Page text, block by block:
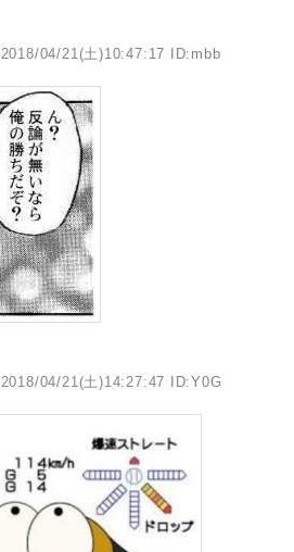
2018/04/21(土)10:47:17 ID:mbb
2018/04/21(土)14:27:47 ID:Y0G